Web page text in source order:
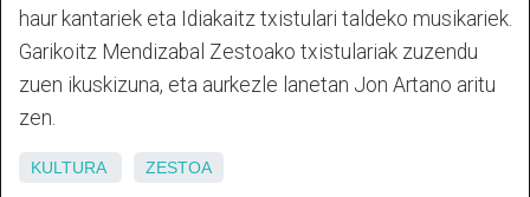
haur kantariek eta Idiakaitz txistulari taldeko musikariek.
Garikoitz Mendizabal Zestoako txistulariak zuzendu
zuen ikuskizuna, eta aurkezle lanetan Jon Artano aritu
zen.
KULTURA ZESTOA